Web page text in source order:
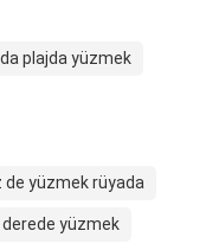
plajda yüzmek
de yüzmek rüyada
derede yüzmek